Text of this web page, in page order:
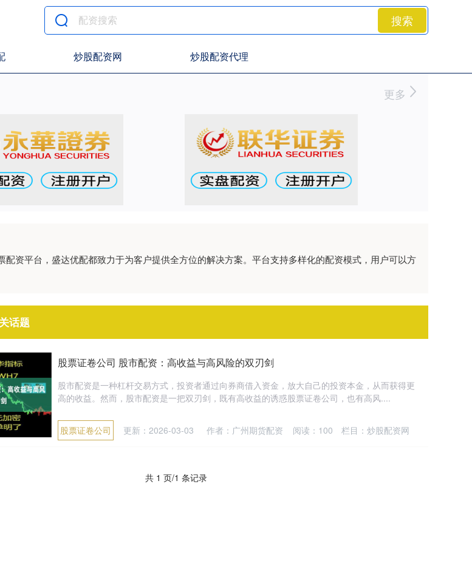
搜索
炒股配资网 炒股配资代理
更多
资平台，盛达优配都致力于为客户提供全方位的解决方案。平台支持多样化的配资模式，用户可以方
话题
股票证卷公司 股市配资：高收益与高风险的双刃剑
股市配资是一种杠杆交易方式，投资者通过向券商借入资金，放大自己的投资本金，从而获得更
高的收益。然而，股市配资是一把双刃剑，既有高收益的诱惑股票证卷公司，也有高风....
股票证卷公司 更新：2026-03-03 作者：广州期货配资 阅读： 100 栏目： 炒股配资网
共 1 页/1 条记录